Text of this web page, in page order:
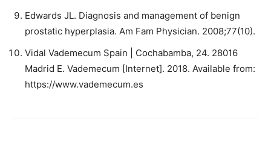
Edwards JL. Diagnosis and management of benign
prostatic hyperplasia. Am Fam Physician. 2008;77(10).
Vidal Vademecum Spain | Cochabamba, 24. 28016
Madrid E. Vademecum [Internet]. 2018. Available from:
https://www.vademecum.es